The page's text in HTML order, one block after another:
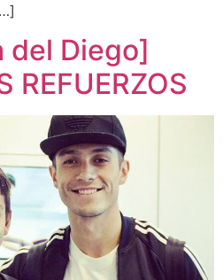
del Diego]
REFUERZOS